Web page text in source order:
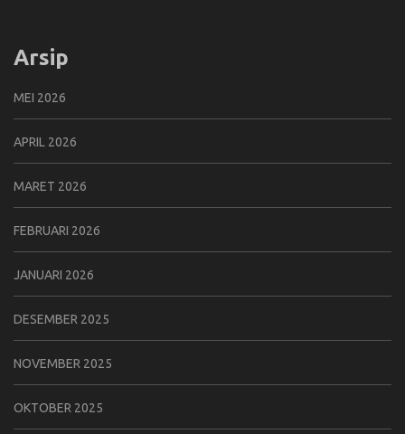
Arsip
MEI 2026
APRIL 2026
MARET 2026
FEBRUARI 2026
JANUARI 2026
DESEMBER 2025
NOVEMBER 2025
OKTOBER 2025